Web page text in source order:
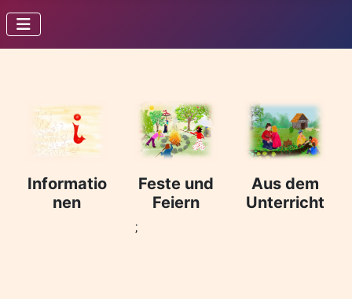
Informatio
nen
Feste und
Feiern
;
Aus dem
Unterricht